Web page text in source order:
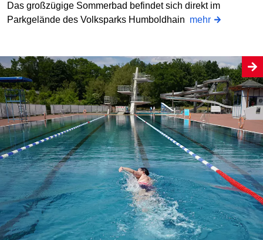
Das großzügige Sommerbad befindet sich direkt im
Parkgelände des Volksparks Humboldhain mehr